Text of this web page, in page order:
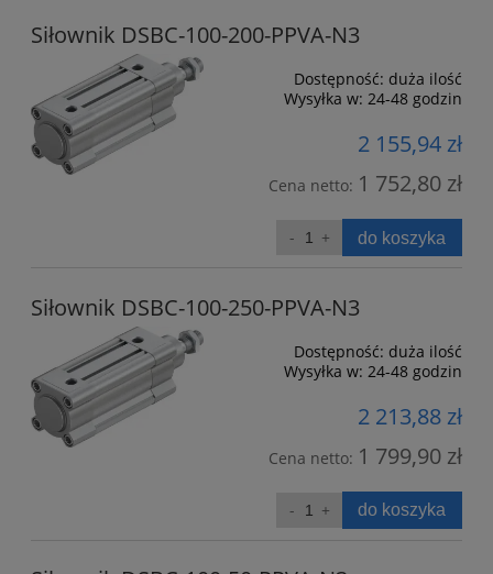
Siłownik DSBC-100-200-PPVA-N3
Dostępność: duża ilość
Wysyłka w: 24-48 godzin
2 155,94 zł
Cena netto: 1 752,80 zł
do koszyka
Siłownik DSBC-100-250-PPVA-N3
Dostępność: duża ilość
Wysyłka w: 24-48 godzin
2 213,88 zł
Cena netto: 1 799,90 zł
do koszyka